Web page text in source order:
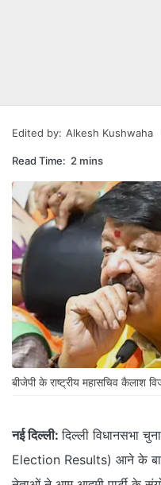
Edited by: Alkesh Kushwaha
Read Time: 2 mins
बीजेपी के राष्ट्रीय महासचिव कैलाश
नई दिल्ली: दिल्ली विधानसभा
Election Results) आने के बाद